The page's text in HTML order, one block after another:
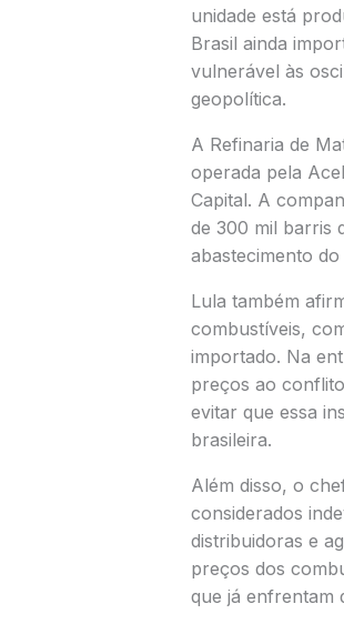
unidade está
Brasil ainda
vulnerável às
geopolítica.
A Refinaria de
operada pela
Capital. A
de 300 mil barris
abastecimento
Lula também
combustíveis,
importado. Na
preços ao
evitar que essa
brasileira.
Além disso, o
considerados
distribuidoras e
preços dos
que já enfrentam